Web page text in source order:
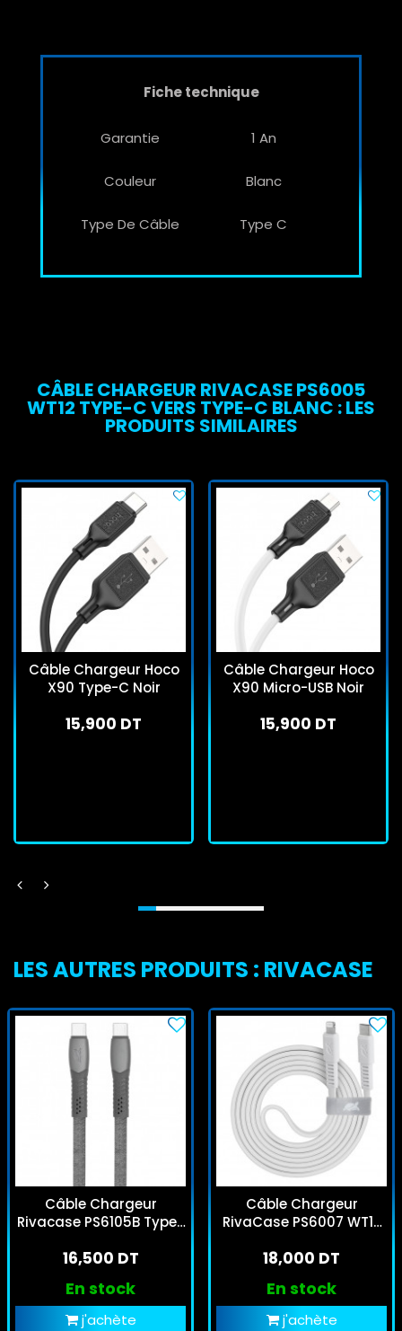
Fiche technique
Garantie 1 An
Couleur Blanc
Type De Câble Type C
CÂBLE CHARGEUR RIVACASE PS6005
WT12 TYPE-C VERS TYPE-C BLANC : LES
PRODUITS SIMILAIRES
Câble Chargeur Hoco
X90 Type-C Noir
15,900 DT
Câble Chargeur Hoco
X90 Micro-USB Noir
15,900 DT
LES AUTRES PRODUITS : RIVACASE
Câble Chargeur
Rivacase PS6105B Type-
16,500 DT
En stock
j'achète
Câble Chargeur
RivaCase PS6007 WT12
Blanc
18,000 DT
En stock
j'achète